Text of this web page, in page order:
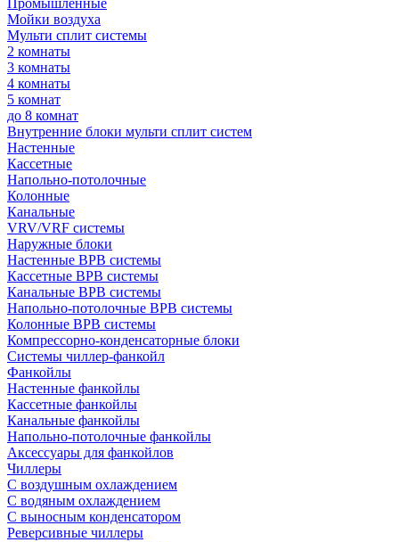
Промышленные
Мойки воздуха
Мульти сплит системы
2 комнаты
3 комнаты
4 комнаты
5 комнат
до 8 комнат
Внутренние блоки мульти сплит систем
Настенные
Кассетные
Напольно-потолочные
Колонные
Канальные
VRV/VRF системы
Наружные блоки
Настенные ВРВ системы
Кассетные ВРВ системы
Канальные ВРВ системы
Напольно-потолочные ВРВ системы
Колонные ВРВ системы
Компрессорно-конденсаторные блоки
Системы чиллер-фанкойл
Фанкойлы
Настенные фанкойлы
Кассетные фанкойлы
Канальные фанкойлы
Напольно-потолочные фанкойлы
Аксессуары для фанкойлов
Чиллеры
С воздушным охлаждением
С водяным охлаждением
С выносным конденсатором
Реверсивные чиллеры